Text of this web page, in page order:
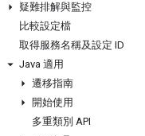
疑難排解與監控
比較設定檔
取得服務名稱及設定 ID
Java 適用
遷移指南
開始使用
多重類別 API